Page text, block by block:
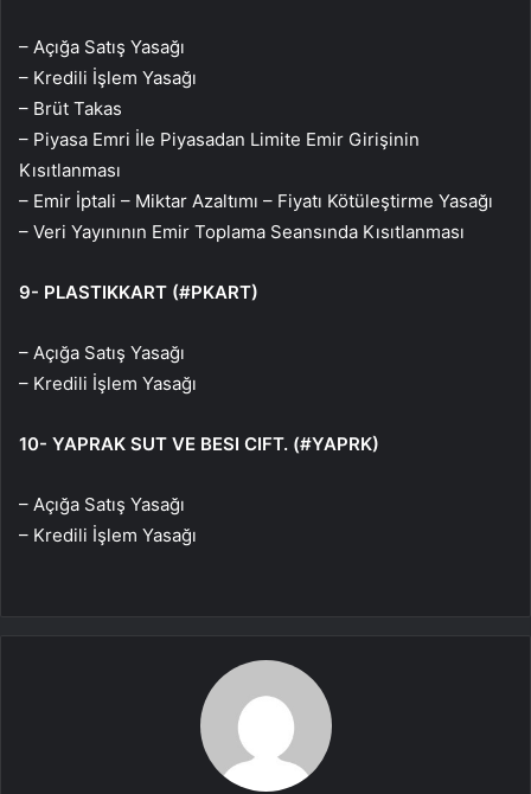
– Açığa Satış Yasağı
– Kredili İşlem Yasağı
– Brüt Takas
– Piyasa Emri İle Piyasadan Limite Emir Girişinin
Kısıtlanması
– Emir İptali – Miktar Azaltımı – Fiyatı Kötüleştirme Yasağı
– Veri Yayınının Emir Toplama Seansında Kısıtlanması
9- PLASTIKKART (#PKART)
– Açığa Satış Yasağı
– Kredili İşlem Yasağı
10- YAPRAK SUT VE BESI CIFT. (#YAPRK)
– Açığa Satış Yasağı
– Kredili İşlem Yasağı